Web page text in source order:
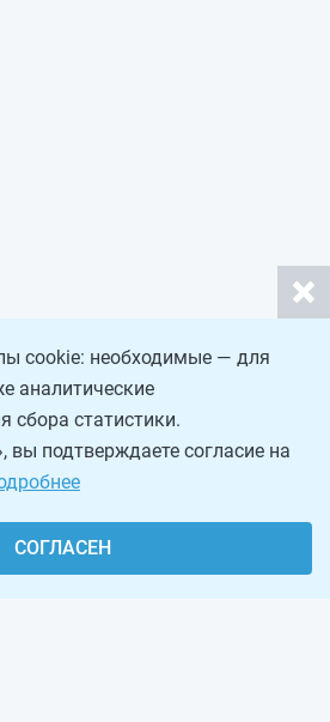
cookie: необходимые — для
аналитические
сбора статистики.
вы подтверждаете согласие на
СОГЛАСЕН